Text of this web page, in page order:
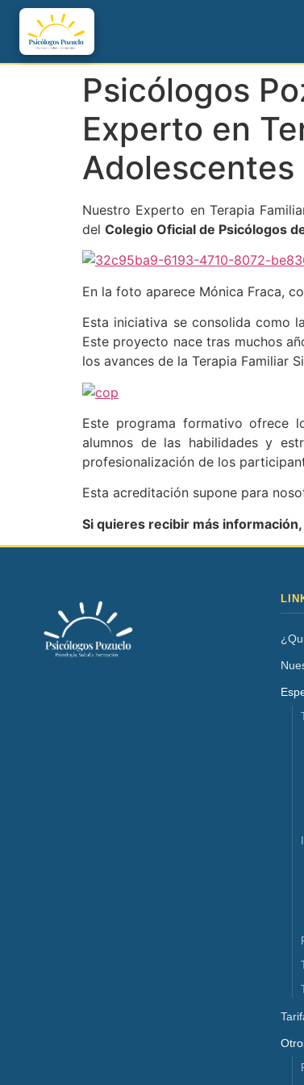
Psicólogos
Experto en
Adolescentes
Nuestro Experto en Terapia
del Colegio Oficial de Psicólogos
En la foto aparece Mónica Fraca,
Esta iniciativa se consolida como
Este proyecto nace tras muchos
los avances de la Terapia Familiar
Este programa formativo ofrece
alumnos de las habilidades y
profesionalización de los
Esta acreditación supone para
Si quieres recibir más